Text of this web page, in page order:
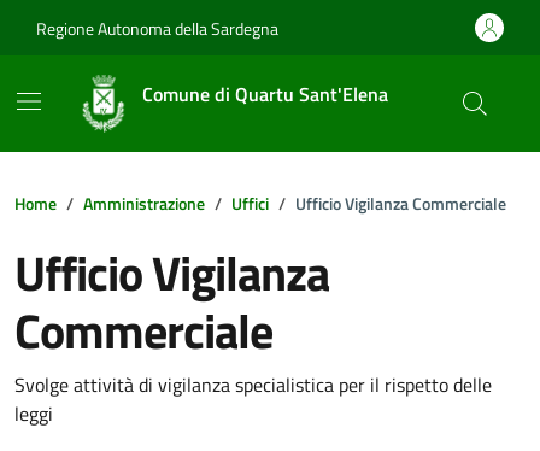
Regione Autonoma della Sardegna
Comune di Quartu Sant'Elena
Home Amministrazione Uffici Ufficio Vigilanza Commerciale
Ufficio Vigilanza
Commerciale
Dettagli della notizia
Svolge attività di vigilanza specialistica per il rispetto delle
leggi